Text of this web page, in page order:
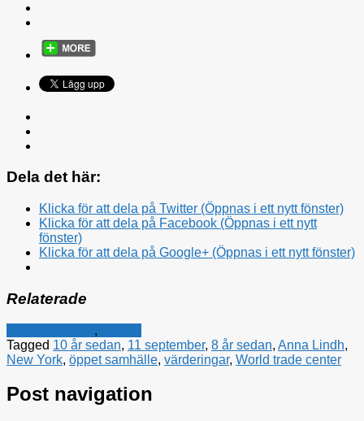
Dela det här:
Klicka för att dela på Twitter (Öppnas i ett nytt fönster)
Klicka för att dela på Facebook (Öppnas i ett nytt
fönster)
Klicka för att dela på Google+ (Öppnas i ett nytt fönster)
Relaterade
,
Tagged 10 år sedan, 11 september, 8 år sedan, Anna Lindh,
New York, öppet samhälle, värderingar, World trade center
Post navigation